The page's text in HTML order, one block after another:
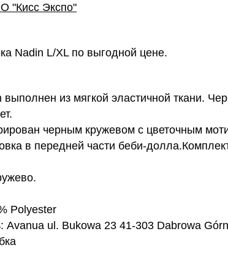
"Кисс Экспо"
Nadin L/XL по выгодной цене.
выполнен из мягкой эластичной ткани.
черным кружевом с цветочным
в передней части беби-
Polyester
Avanua ul. Bukowa 23 41-303 Dabrowa